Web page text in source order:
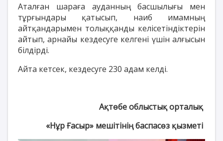
Аталған шараға ауданның басшылығы мен
тұрғындары қатысып, наиб имамның
айтқандарымен толыққанды келісетіндіктерін
айтып, арнайы кездесуге келгені үшін алғысын
білдірді.
Айта кетсек, кездесуге 230 адам келді.
Ақтөбе облыстық орталық
«Нұр Ғасыр» мешітінің баспасөз қызметі